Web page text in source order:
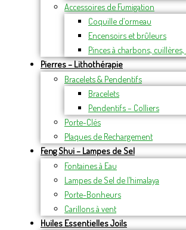
Accessoires de Fumigation
Coquille d’ormeau
Encensoirs et brûleurs
Pinces à charbons, cuillères, …
Pierres – Lithothérapie
Bracelets & Pendentifs
Bracelets
Pendentifs – Colliers
Porte-Clés
Plaques de Rechargement
Feng Shui – Lampes de Sel
Fontaines à Eau
Lampes de Sel de l’himalaya
Porte-Bonheurs
Carillons à vent
Huiles Essentielles Joils